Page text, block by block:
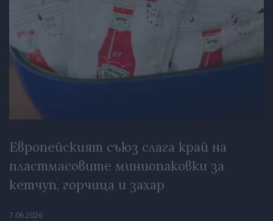
Европейският съюз слага край на
пластмасовите миниопаковки за
кетчуп, горчица и захар
7.06.2026